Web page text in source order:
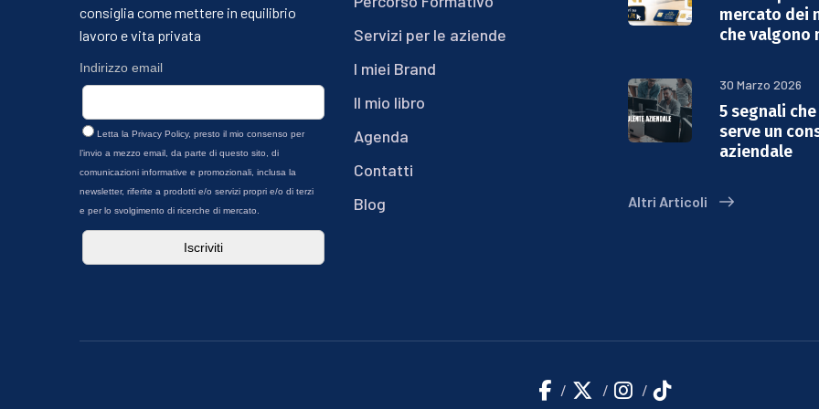
consiglia come mettere in equilibrio
lavoro e vita privata
Indirizzo email
Letta la Privacy Policy, presto il mio consenso per
l’invio a mezzo email, da parte di questo sito, di
comunicazioni informative e promozionali, inclusa la
newsletter, riferite a prodotti e/o servizi propri e/o di terzi
e per lo svolgimento di ricerche di mercato.
Servizi per le aziende
I miei Brand
Il mio libro
Agenda
Contatti
Blog
mercato dei
che valgono
30 Marzo 2026
5 segnali
serve un
aziendale
Altri Articoli